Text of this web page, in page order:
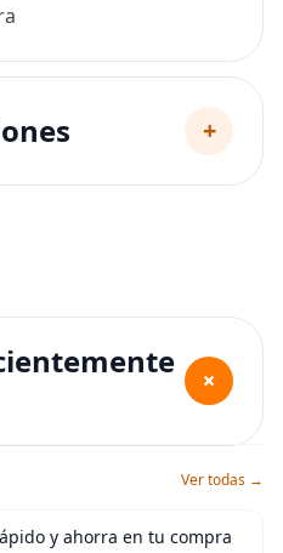
+
+
Ver todas →
y ahorra en tu compra